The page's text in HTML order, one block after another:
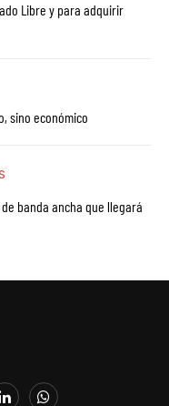
Libre y para adquirir
sino económico
banda ancha que llegará